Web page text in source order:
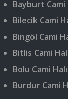
Bayburt Cami
Bilecik Cami
Bingöl Cami
Bitlis Cami
Bolu Cami
Burdur Cami